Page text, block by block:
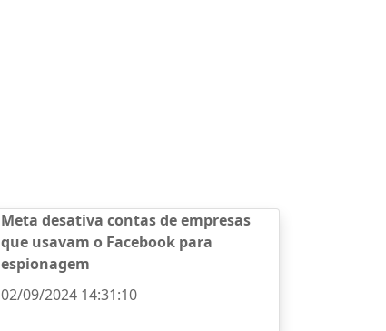
Meta desativa contas de empresas
que usavam o Facebook para
espionagem
02/09/2024 14:31:10